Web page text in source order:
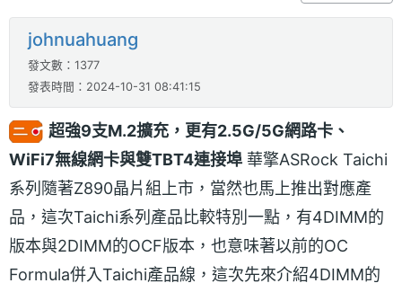
johnuahuang
發文數：1377
發表時間：2024-10-31 08:41:15
超強9支M.2擴充，更有2.5G/5G網路卡、
WiFi7無線網卡與雙TBT4連接埠 華擎ASRock Taichi
系列隨著Z890晶片組上市，當然也馬上推出對應產
品，這次Taichi系列產品比較特別一點，有4DIMM的
版本與2DIMM的OCF版本，也意味著以前的OC
Formula併入Taichi產品線，這次先來介紹4DIMM的